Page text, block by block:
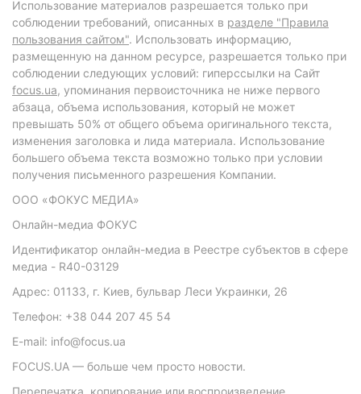
Использование материалов разрешается только при
соблюдении требований, описанных в разделе "Правила
пользования сайтом". Использовать информацию,
размещенную на данном ресурсе, разрешается только при
соблюдении следующих условий: гиперссылки на Сайт
focus.ua, упоминания первоисточника не ниже первого
абзаца, объема использования, который не может
превышать 50% от общего объема оригинального текста,
изменения заголовка и лида материала. Использование
большего объема текста возможно только при условии
получения письменного разрешения Компании.
ООО «ФОКУС МЕДИА»
Онлайн-медиа ФОКУС
Идентификатор онлайн-медиа в Реестре субъектов в сфере
медиа - R40-03129
Адрес: 01133, г. Киев, бульвар Леси Украинки, 26
Телефон: +38 044 207 45 54
E-mail: info@focus.ua
FOCUS.UA — больше чем просто новости.
Перепечатка, копирование или воспроизведение